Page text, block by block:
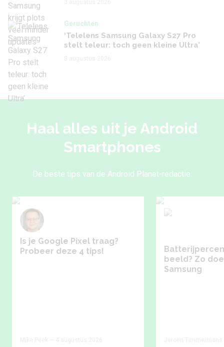
Geruchten
‘Telelens Samsung Galaxy S27 Pro
stelt teleur: toch geen kleine Ultra’
Haal alles uit je Android
Smartphones
De beste tips van de Android Planet-redactie.
Is je Google Pixel traag?
Probeer deze 4 tips!
beeld? Zo
Samsung